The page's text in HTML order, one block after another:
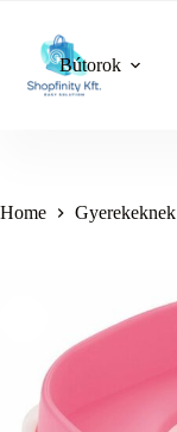
content
Bútorok
Home Gyerekeknek